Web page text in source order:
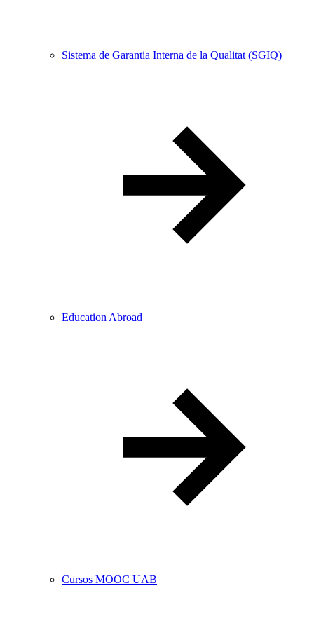
Sistema de Garantia Interna de la Qualitat (SGIQ)
Education Abroad
Cursos MOOC UAB